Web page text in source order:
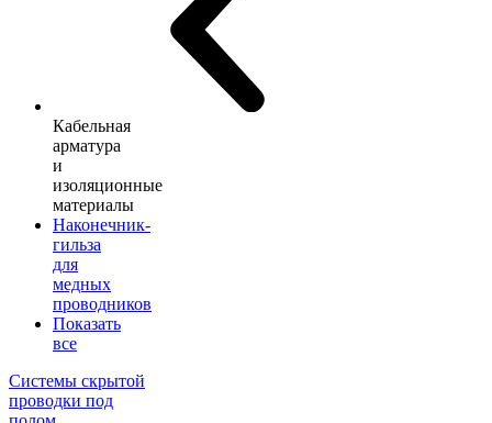
Кабельная
арматура
и
изоляционные
материалы
Наконечник-
гильза
для
медных
проводников
Показать
все
Системы скрытой
проводки под